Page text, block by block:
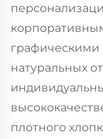
натуральных
плотного